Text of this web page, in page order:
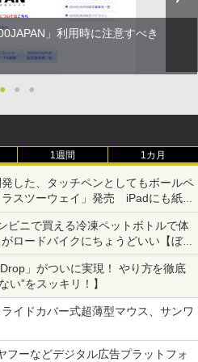
」利用時に注意すべき
● ● ●
1週間 1カ月
した、タッチペンとしてもボールペ
スツーウェイ」発売 iPadにも紙に
ニで買える冷凍ペットボトルで体
ロードバイクにちょうどいい【ぼっ
空いた時間でなにしてる？】
」がついに実現！ やり方を徹底
い”をスッキリ！】
イドカバー式超薄型マウス、サンワ
フーなどデジタル広告プラットフォ